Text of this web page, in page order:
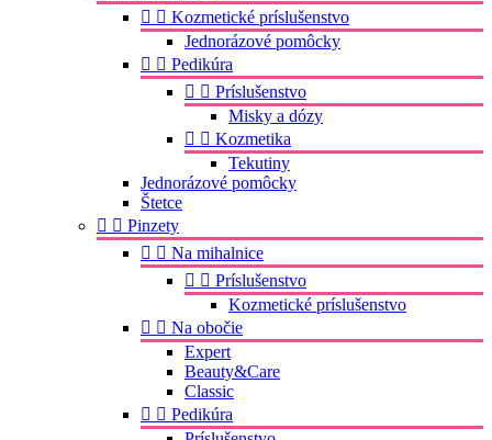
  Kozmetické príslušenstvo
Jednorázové pomôcky
  Pedikúra
  Príslušenstvo
Misky a dózy
  Kozmetika
Tekutiny
Jednorázové pomôcky
Štetce
  Pinzety
  Na mihalnice
  Príslušenstvo
Kozmetické príslušenstvo
  Na obočie
Expert
Beauty&Care
Classic
  Pedikúra